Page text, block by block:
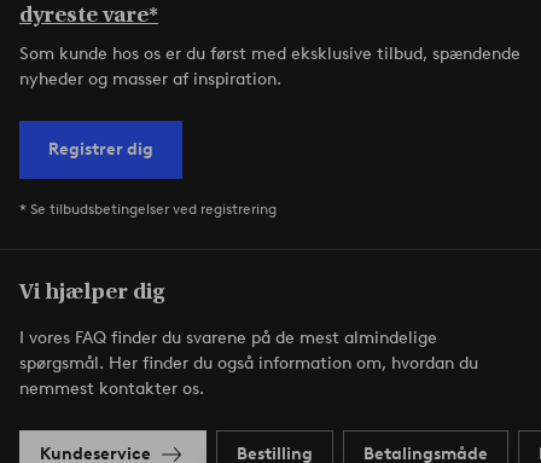
dyreste vare*
Som kunde hos os er du først med eksklusive tilbud, spændende
nyheder og masser af inspiration.
Registrer dig
* Se tilbudsbetingelser ved registrering
Vi hjælper dig
I vores FAQ finder du svarene på de mest almindelige
spørgsmål. Her finder du også information om, hvordan du
nemmest kontakter os.
Kundeservice Bestilling Betalingsmåde